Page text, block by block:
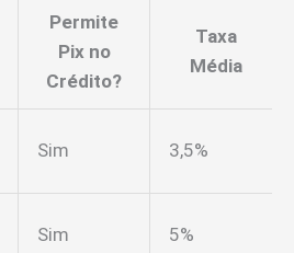
Permite
Pix no
Crédito?
Taxa
Média
Sim 3,5%
Sim 5%